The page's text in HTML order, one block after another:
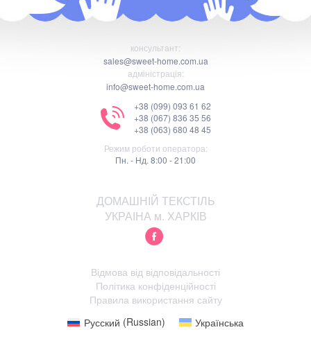
консультант:
sales@sweet-home.com.ua
адміністрація:
info@sweet-home.com.ua
+38 (099) 093 61 62
+38 (067) 836 35 56
+38 (063) 680 48 45
Режим роботи оператора:
Пн. - Нд. 8:00 - 21:00
ДОМАШНІЙ ТЕКСТІЛЬ
УКРАІНА м. ХАРКІВ
Відмова від відповідальності
Політика конфіденційності
Правила використання сайту
Русский (Russian) Українська